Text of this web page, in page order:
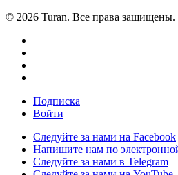
© 2026 Turan. Все права защищены.
Подписка
Войти
Следуйте за нами на Facebook
Напишите нам по
Следуйте за нами в Telegram